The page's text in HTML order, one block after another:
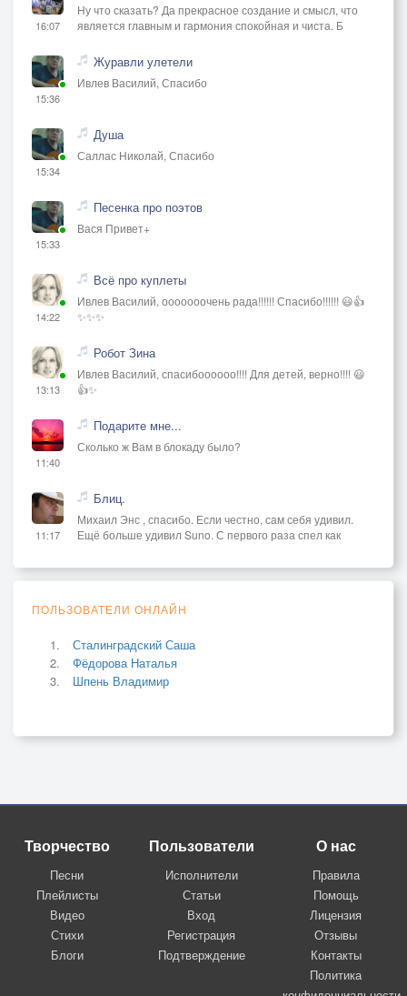
16:07
Ну что сказать? Да прекрасное создание и смысл, что
является главным и гармония спокойная и чиста. Б
15:36
Журавли улетели
Ивлев Василий, Спасибо
15:34
Душа
Саллас Николай, Спасибо
15:33
Песенка про поэтов
Вася Привет+
14:22
Всё про куплеты
Ивлев Василий, ооооооочень рада!!!!!! Спасибо!!!!!! 😃👍
✨✨✨
13:13
Робот Зина
Ивлев Василий, спасибоооооо!!!! Для детей, верно!!!! 😃
👍✨
11:40
Подарите мне...
Сколько ж Вам в блокаду было?
11:17
Блиц.
Михаил Энс , спасибо. Если честно, сам себя удивил.
Ещё больше удивил Suno. С первого раза спел как
ПОЛЬЗОВАТЕЛИ ОНЛАЙН
Сталинградский Саша
Фёдорова Наталья
Шпень Владимир
Творчество
Песни
Плейлисты
Видео
Стихи
Блоги
Пользователи
Исполнители
Статьи
Вход
Регистрация
Подтверждение
О нас
Правила
Помощь
Лицензия
Отзывы
Контакты
Политика